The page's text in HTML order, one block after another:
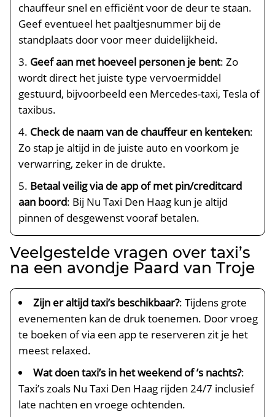
chauffeur snel en efficiënt voor de deur te staan.
Geef eventueel het paaltjesnummer bij de
standplaats door voor meer duidelijkheid.
Geef aan met hoeveel personen je bent: Zo
wordt direct het juiste type vervoermiddel
gestuurd, bijvoorbeeld een Mercedes-taxi, Tesla of
taxibus.
Check de naam van de chauffeur en kenteken:
Zo stap je altijd in de juiste auto en voorkom je
verwarring, zeker in de drukte.
Betaal veilig via de app of met pin/creditcard
aan boord: Bij Nu Taxi Den Haag kun je altijd
pinnen of desgewenst vooraf betalen.
Veelgestelde vragen over taxi’s
na een avondje Paard van Troje
Zijn er altijd taxi’s beschikbaar?: Tijdens grote
evenementen kan de druk toenemen. Door vroeg
te boeken of via een app te reserveren zit je het
meest relaxed.
Wat doen taxi’s in het weekend of ’s nachts?:
Taxi’s zoals Nu Taxi Den Haag rijden 24/7 inclusief
late nachten en vroege ochtenden.